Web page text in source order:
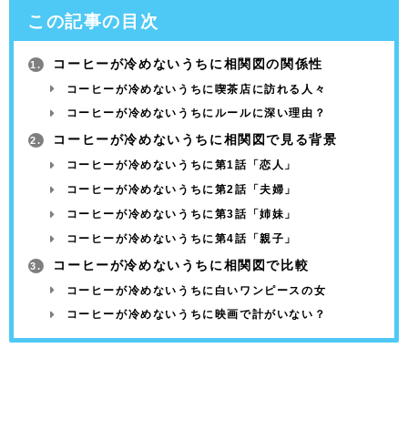
この記事の目次
1. コーヒーが冷めないうちに相関図の関係性
コーヒーが冷めないうちに喫茶店に訪れる人々
コーヒーが冷めないうちにルールに深い理由？
2. コーヒーが冷めないうちに相関図で見る背景
コーヒーが冷めないうちに第1話「恋人」
コーヒーが冷めないうちに第2話「夫婦」
コーヒーが冷めないうちに第3話「姉妹」
コーヒーが冷めないうちに第4話「親子」
3. コーヒーが冷めないうちに相関図で比較
コーヒーが冷めないうちに白いワンピースの女
コーヒーが冷めないうちに映画で計がいない？